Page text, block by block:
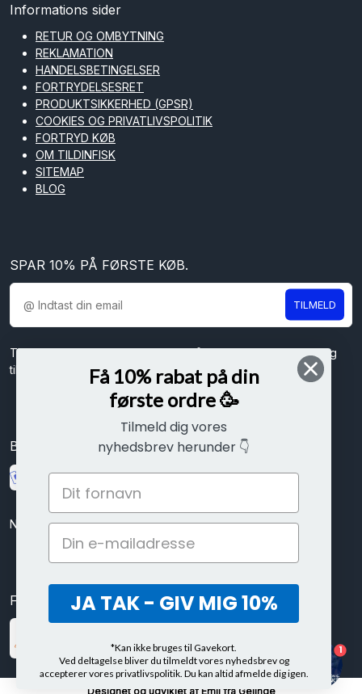
Informations sider
RETUR OG OMBYTNING
REKLAMATION
HANDELSBETINGELSER
FORTRYDELSESRET
PRODUKTSIKKERHED (GPSR)
COOKIES OG PRIVATLIVSPOLITIK
FORTRYD KØB
OM TILDINFISK
SITEMAP
BLOG
SPAR 10% PÅ FØRSTE KØB.
TILMELD
Tilmeld dig vores nyhedsbrev og få spændende nyheder og
tilbud direkte i din indbakke.
Betal sikkert med
Nem betaling med kort, mobilepay eller ViaBill delbetalinger
Følg os her
Designet og udviklet af Emil fra Gelinde
1
Få 10% rabat på din
første ordre 🥳
Tilmeld dig vores
nyhedsbrev herunder 👇
JA TAK - GIV MIG 10%
*Kan ikke bruges til Gavekort.
Ved deltagelse bliver du tilmeldt vores nyhedsbrev og
accepterer vores privatlivspolitik. Du kan altid afmelde dig igen.